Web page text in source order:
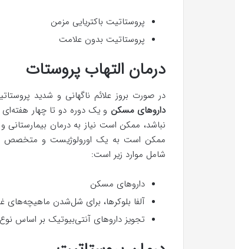
پروستاتیت باکتریایی مزمن
پروستاتیت بدون علامت
درمان التهاب پروستات
در صورت بروز علائم ناگهانی و شدید
داروهای مسکن و یک دوره دو تا چهار
نباشد، ممکن است نیاز به درمان بیمارستانی
ممکن است به یک اورولوژیست و متخصص
شامل موارد زیر است:
داروهای مسکن
آلفا بلوکرها، برای شل‌شدن
تجویز داروهای آنتی‌بیوتیک‌ بر اساس